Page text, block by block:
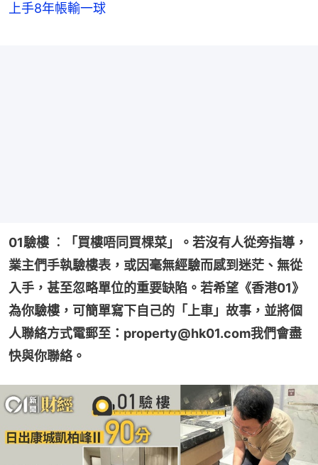
上手8年帳輸一球
01驗樓 ︰「買樓唔同買棵菜」。若沒有人從旁指導，
業主們手執驗樓表，或因毫無經驗而感到迷茫、無從
入手，甚至忽略單位的重要缺陷。若希望《香港01》
為你驗樓，可簡單寫下自己的「上車」故事，並將個
人聯絡方式電郵至：property@hk01.com我們會盡
快與你聯絡。